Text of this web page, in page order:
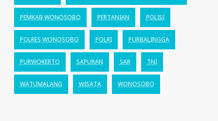
PEMKAB WONOSOBO PERTANIAN POLISI
POLRES WONOSOBO POLRI PURBALINGGA
PURWOKERTO SAPURAN SAR TNI
WATUMALANG WISATA WONOSOBO